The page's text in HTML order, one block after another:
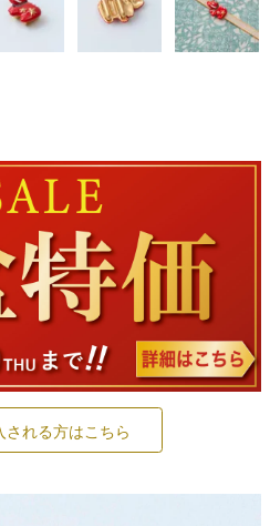
される方はこちら